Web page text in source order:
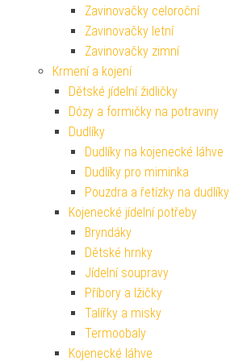
Zavinovačky celoroční
Zavinovačky letní
Zavinovačky zimní
Krmení a kojení
Dětské jídelní židličky
Dózy a formičky na potraviny
Dudlíky
Dudlíky na kojenecké láhve
Dudlíky pro miminka
Pouzdra a řetízky na dudlíky
Kojenecké jídelní potřeby
Bryndáky
Dětské hrnky
Jídelní soupravy
Příbory a lžičky
Talířky a misky
Termoobaly
Kojenecké láhve